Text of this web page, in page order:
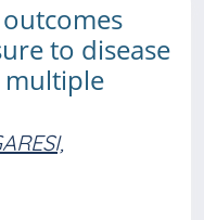
to disease